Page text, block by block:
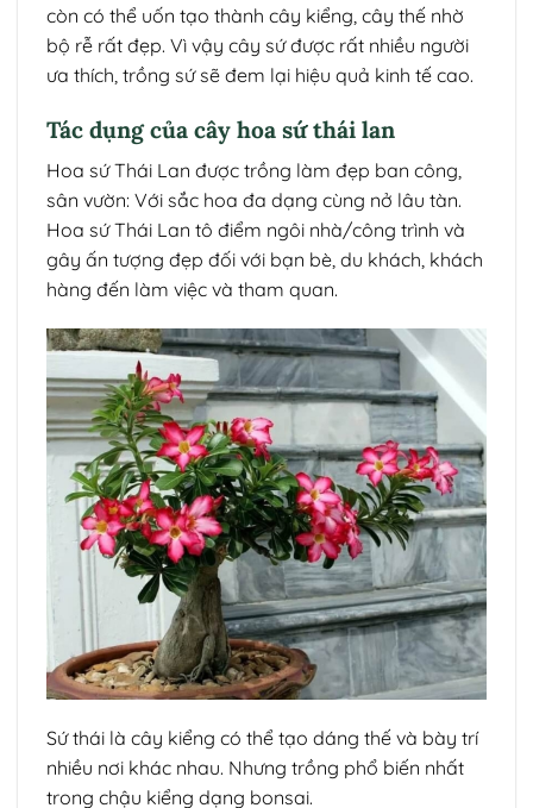
còn có thể uốn tạo thành cây kiểng, cây thế nhờ
bộ rễ rất đẹp. Vì vậy cây sứ được rất nhiều người
ưa thích, trồng sứ sẽ đem lại hiệu quả kinh tế cao.
Tác dụng của cây hoa sứ thái lan
Hoa sứ Thái Lan được trồng làm đẹp ban công,
sân vườn: Với sắc hoa đa dạng cùng nở lâu tàn.
Hoa sứ Thái Lan tô điểm ngôi nhà/công trình và
gây ấn tượng đẹp đối với bạn bè, du khách, khách
hàng đến làm việc và tham quan.
Sứ thái là cây kiểng có thể tạo dáng thế và bày trí
nhiều nơi khác nhau. Nhưng trồng phổ biến nhất
trong chậu kiểng dạng bonsai.